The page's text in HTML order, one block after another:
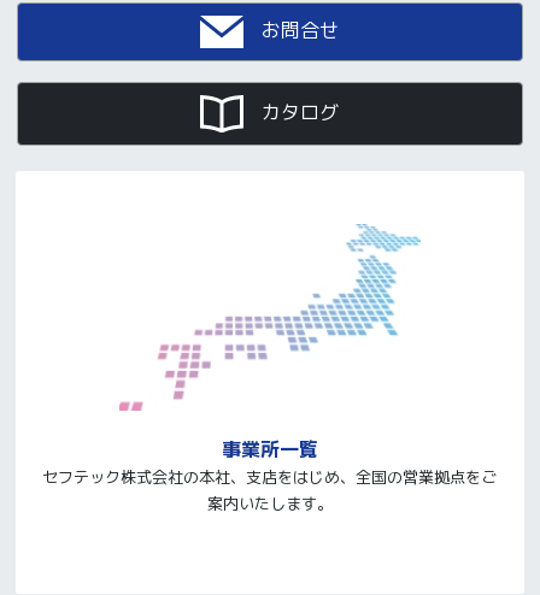
お問合せ
カタログ
事業所一覧
セフテック株式会社の本社、支店をはじめ、全国の営業拠点をご
案内いたします。